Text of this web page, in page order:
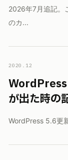
2026年7月追記。
のカ...
2020.12
WordPress 5.6でjQuery is not defined
が出た時の
WordPress 5.6更